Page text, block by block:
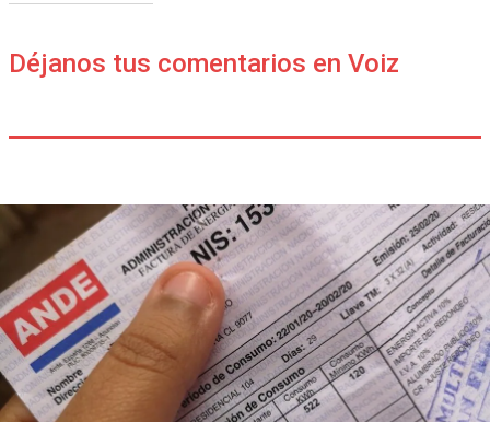
Déjanos tus comentarios en Voiz